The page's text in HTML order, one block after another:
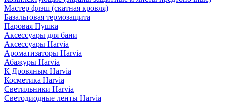
Мастер флэш (скатная кровля)
Базальтовая термозащита
Паровая Пушка
Аксессуары для бани
Аксессуары Harvia
Ароматизаторы Harvia
Абажуры Harvia
К Дровяным Harvia
Косметика Harvia
Светильники Harvia
Светодиодные ленты Harvia